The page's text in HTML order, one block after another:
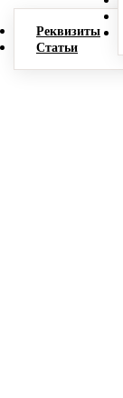
Реквизиты
Статьи